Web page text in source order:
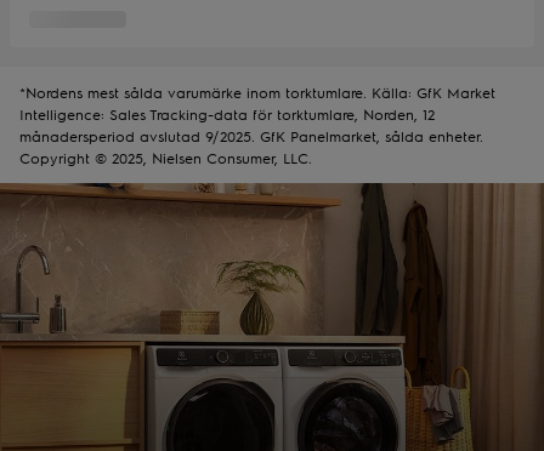
*Nordens mest sålda varumärke inom torktumlare. Källa: GfK Market
Intelligence: Sales Tracking-data för torktumlare, Norden, 12
månadersperiod avslutad 9/2025. GfK Panelmarket, sålda enheter.
Copyright © 2025, Nielsen Consumer, LLC.